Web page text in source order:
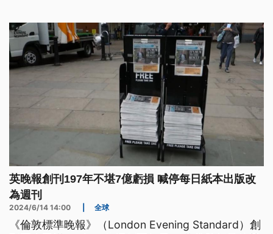
英晚報創刊197年不堪7億虧損 喊停每日紙本出版改
為週刊
2024/6/14 14:00 全球
《倫敦標準晚報》（London Evening Standard）創